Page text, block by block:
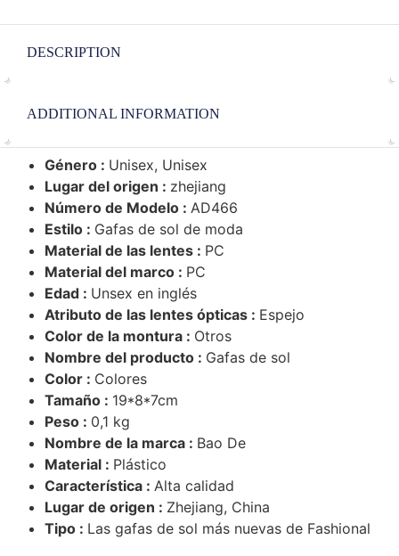
DESCRIPTION
ADDITIONAL INFORMATION
Género : Unisex, Unisex
Lugar del origen : zhejiang
Número de Modelo : AD466
Estilo : Gafas de sol de moda
Material de las lentes : PC
Material del marco : PC
Edad : Unsex en inglés
Atributo de las lentes ópticas : Espejo
Color de la montura : Otros
Nombre del producto : Gafas de sol
Color : Colores
Tamaño : 19*8*7cm
Peso : 0,1 kg
Nombre de la marca : Bao De
Material : Plástico
Característica : Alta calidad
Lugar de origen : Zhejiang, China
Tipo : Las gafas de sol más nuevas de Fashional